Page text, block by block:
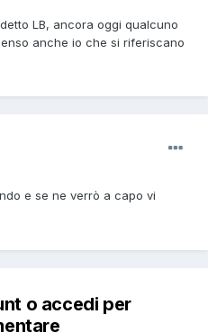
LB, ancora oggi qualcuno
anche io che si riferiscano
e se ne verrò a capo vi
o accedi per